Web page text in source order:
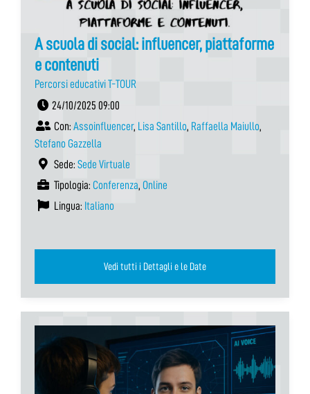
A scuola di social: influencer, piattaforme
e contenuti
Percorsi educativi T-TOUR
24/10/2025 09:00
Con: Assoinfluencer, Lisa Santillo, Raffaella Maiullo,
Stefano Gazzella
Sede: Sede Virtuale
Tipologia: Conferenza, Online
Lingua: Italiano
Vedi tutti i Dettagli e le Date